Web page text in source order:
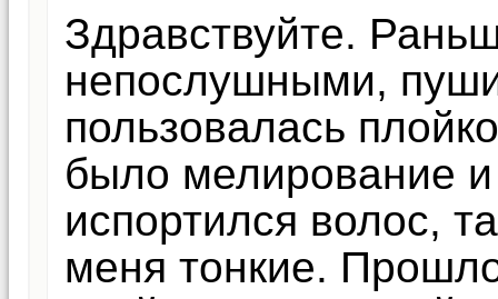
Здравствуйте.
непослушными,
пользовалась
было мелирование
испортился волос,
меня тонкие.